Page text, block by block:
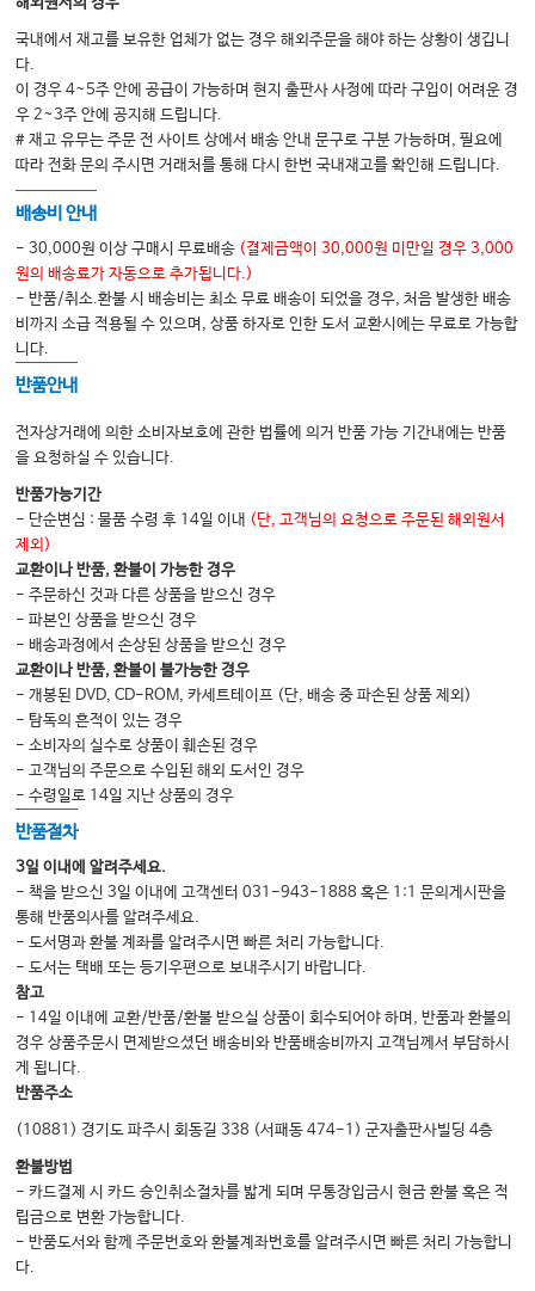
#28. 영문처방전을 요구할 때
#29. 실손보험가입을 위해 소견서를 요청할 때
#30. 실손보험금 청구를 위한 소견서 작성
#31. 자격증 취득 시 필요한 건강진단서
#32. 공무원 채용신체검사서 발급에 대하여
#33. 2026 장애인증명서 발급기준
03. 진료할 때 작성·확인할 서류
#35. ‘기록’과 ‘기록지’의 차이
#36. 초음파 기록(영상/판독소견서) 보관
#38. 환자 본인이 맞는지 확인하는 과정
#39. 급여대상인지 비급여대상인지 헷갈릴 때는 - 급여제한여부조회
#40. 비급여 설명, 고지, 보고의무
#41. “비급여동의서”는 언제 받아야 할까?
#42. 초음파와 비급여동의서
#43. 골밀도검사와 비급여동의서
#44. 해외출국자의 처방전 대리수령이 가능한가?
#45. 보호자관련 민원에서 법과 현실
#46. 처방전에 기재해야 할 내용
#47. 처방전 관련 민원 정리(재발급, 분실, 미리 내원)
#48. 환자가 전화를 걸어서 비대면진료를 요청하면?
#49. 비대면진료의 주요 민원(지침 일부를 발췌)
#50. 요양급여의뢰서
#51. 의뢰회송사업과 데이터전송
#52. 의뢰회송사업과 진료의뢰료청구 코드
#53. 의료급여 관련 서류(의료급여연장신청서, 의료급여의뢰서, 선택의료급여
기관 신청서)
#54. 의료급여수급권자의 상급병원 진료
처방
#57. 의료기관종사자의 결핵 및 잠복결핵검진
#58. 예방접종 문진표 리뷰하기
국내에서 재고를 보유한 업체가 없는 경우 해외주문을 해야 하는 상황이 생깁니
다.
이 경우 4~5주 안에 공급이 가능하며 현지 출판사 사정에 따라 구입이 어려운 경
우 2~3주 안에 공지해 드립니다.
# 재고 유무는 주문 전 사이트 상에서 배송 안내 문구로 구분 가능하며, 필요에
따라 전화 문의 주시면 거래처를 통해 다시 한번 국내재고를 확인해 드립니다.
배송비 안내
- 30,000원 이상 구매시 무료배송 (결제금액이 30,000원 미만일 경우 3,000
원의 배송료가 자동으로 추가됩니다.)
- 반품/취소.환불 시 배송비는 최소 무료 배송이 되었을 경우, 처음 발생한 배송
비까지 소급 적용될 수 있으며, 상품 하자로 인한 도서 교환시에는 무료로 가능합
니다.
반품안내
전자상거래에 의한 소비자보호에 관한 법률에 의거 반품 가능 기간내에는 반품
을 요청하실 수 있습니다.
반품가능기간
- 단순변심 : 물품 수령 후 14일 이내 (단, 고객님의 요청으로 주문된 해외원서
제외)
교환이나 반품, 환불이 가능한 경우
- 주문하신 것과 다른 상품을 받으신 경우
- 파본인 상품을 받으신 경우
- 배송과정에서 손상된 상품을 받으신 경우
교환이나 반품, 환불이 불가능한 경우
- 개봉된 DVD, CD-ROM, 카세트테이프 (단, 배송 중 파손된 상품 제외)
- 탐독의 흔적이 있는 경우
- 소비자의 실수로 상품이 훼손된 경우
- 고객님의 주문으로 수입된 해외 도서인 경우
- 수령일로 14일 지난 상품의 경우
반품절차
3일 이내에 알려주세요.
- 책을 받으신 3일 이내에 고객센터 031-943-1888 혹은 1:1 문의게시판을
통해 반품의사를 알려주세요.
- 도서명과 환불 계좌를 알려주시면 빠른 처리 가능합니다.
- 도서는 택배 또는 등기우편으로 보내주시기 바랍니다.
참고
- 14일 이내에 교환/반품/환불 받으실 상품이 회수되어야 하며, 반품과 환불의
경우 상품주문시 면제받으셨던 배송비와 반품배송비까지 고객님께서 부담하시
게 됩니다.
반품주소
(10881) 경기도 파주시 회동길 338 (서패동 474-1) 군자출판사빌딩 4층
환불방법
- 카드결제 시 카드 승인취소절차를 밟게 되며 무통장입금시 현금 환불 혹은 적
립금으로 변환 가능합니다.
- 반품도서와 함께 주문번호와 환불계좌번호를 알려주시면 빠른 처리 가능합니
다.